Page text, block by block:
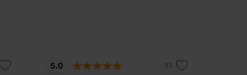
5,0